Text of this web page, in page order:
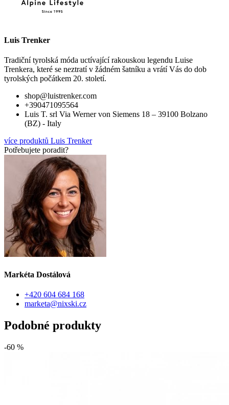
Luis Trenker
Tradiční tyrolská móda uctívající rakouskou legendu Luise
Trenkera, které se neztratí v žádném šatníku a vrátí Vás do dob
tyrolských počátkem 20. století.
shop@luistrenker.com
+390471095564
Luis T. srl Via Werner von Siemens 18 – 39100 Bolzano
(BZ) - Italy
více produktů Luis Trenker
Potřebujete poradit?
Markéta Dostálová
+420 604 684 168
marketa@nixski.cz
Podobné produkty
-60 %